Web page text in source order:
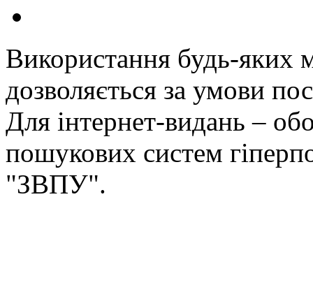
Використання будь-яких
дозволяється за умови
Для інтернет-видань –
пошукових систем
"ЗВПУ".